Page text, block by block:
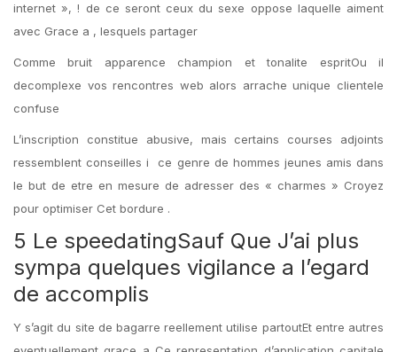
internet », ! de ce seront ceux du sexe oppose laquelle aiment
avec Grace a , lesquels partager
Comme bruit apparence champion et tonalite espritOu il
decomplexe vos rencontres web alors arrache unique clientele
confuse
L’inscription constitue abusive, mais certains courses adjoints
ressemblent conseilles i ce genre de hommes jeunes amis dans
le but de etre en mesure de adresser des « charmes » Croyez
pour optimiser Cet bordure .
5 Le speedatingSauf Que J’ai plus
sympa quelques vigilance a l’egard
de accomplis
Y s’agit du site de bagarre reellement utilise partoutEt entre autres